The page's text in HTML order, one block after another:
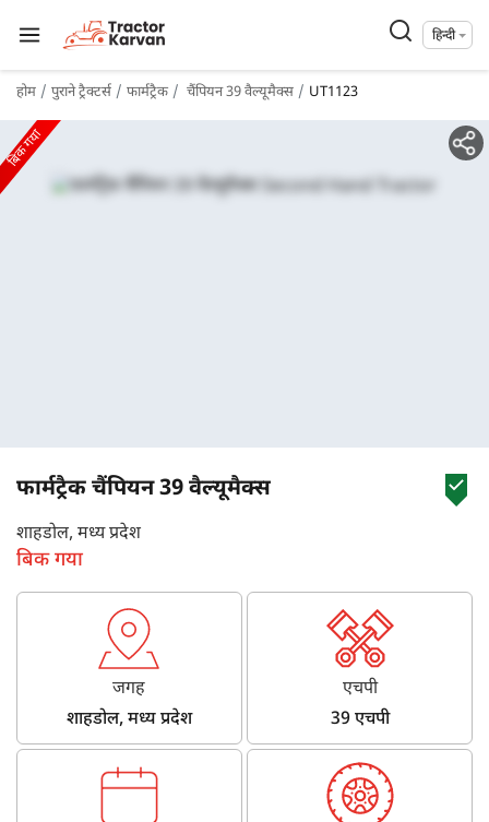
हिन्दी
होम पुराने ट्रैक्टर्स फार्मट्रैक चैंपियन 39 वैल्यूमैक्स UT1123
बिक गया
फार्मट्रैक चैंपियन 39 वैल्यूमैक्स
शाहडोल, मध्य प्रदेश
बिक गया
जगह
शाहडोल, मध्य प्रदेश
एचपी
39 एचपी